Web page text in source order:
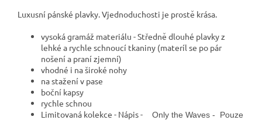
Luxusní pánské plavky. Vjednoduchosti je prostě krása.
vysoká gramáž materiálu - Středně dlouhé plavky z
lehké a rychle schnoucí tkaniny (materíl se po pár
nošení a praní zjemní)
vhodné i na široké nohy
na stažení v pase
boční kapsy
rychle schnou
Limitovaná kolekce - Nápis -
Only the Waves - Pouze